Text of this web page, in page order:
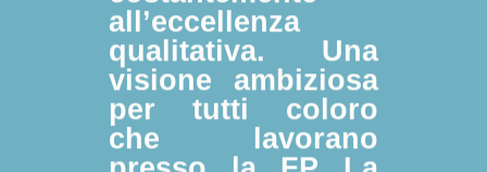
all’eccellenza
qualitativa. Una
visione ambiziosa
per tutti coloro
che lavorano